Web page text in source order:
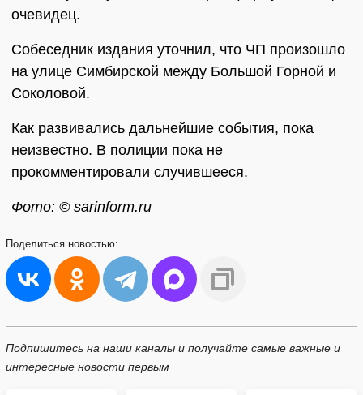
очевидец.
Собеседник издания уточнил, что ЧП произошло
на улице Симбирской между Большой Горной и
Соколовой.
Как развивались дальнейшие события, пока
неизвестно. В полиции пока не
прокомментировали случившееся.
Фото: © sarinform.ru
Поделиться новостью:
Подпишитесь на наши каналы и получайте самые важные и
интересные новости первым